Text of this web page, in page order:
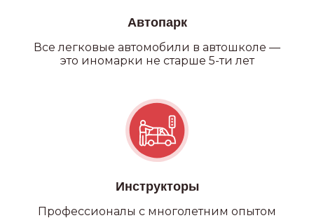
Автопарк
Все легковые автомобили в автошколе —
это иномарки не старше 5-ти лет
Инструкторы
Профессионалы с многолетним опытом